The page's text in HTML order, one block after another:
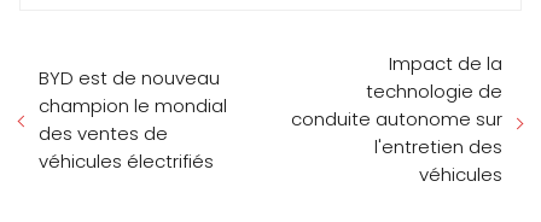
BYD est de nouveau
champion le mondial
des ventes de
véhicules électrifiés
Impact de la
technologie de
conduite autonome sur
l'entretien des
véhicules